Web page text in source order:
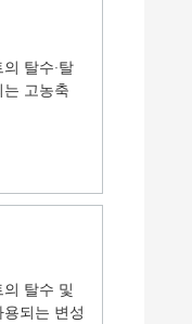
탈수·탈
고농축
탈수 및
되는 변성